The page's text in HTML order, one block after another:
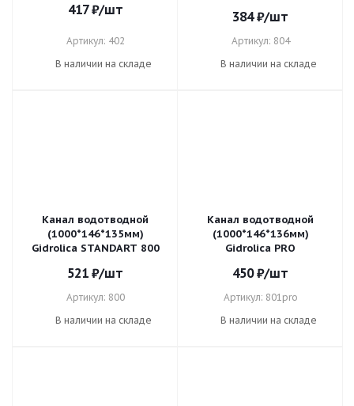
417₽/шт
Артикул: 402
В наличии на складе
384₽/шт
Артикул: 804
В наличии на складе
Канал водотводной
(1000*146*135мм)
Gidrolica STANDART 800
521 ₽/шт
Артикул: 800
В наличии на складе
Канал водотводной
(1000*146*136мм)
Gidrolica PRO
450₽/шт
Артикул: 801pro
В наличии на складе